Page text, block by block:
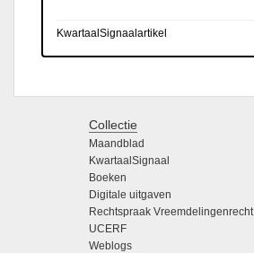
KwartaalSignaalartikel
Collectie
Maandblad
KwartaalSignaal
Boeken
Digitale uitgaven
Rechtspraak Vreemdelingenrecht
UCERF
Weblogs